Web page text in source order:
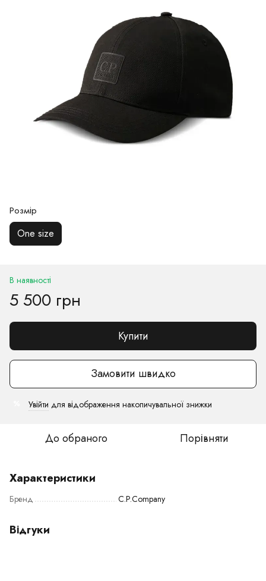
Розмір
One size
В наявності
5 500 грн
Купити
Замовити швидко
Увійти для відображення накопичувальної знижки
До обраного Порівняти
Характеристики
Бренд C.P.Company
Відгуки